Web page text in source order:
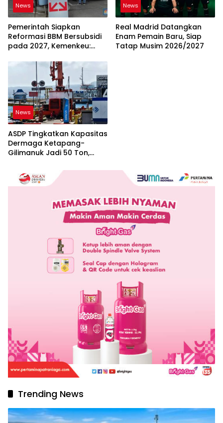
News
Pemerintah Siapkan
Reformasi BBM Bersubsidi
pada 2027, Kemenkeu:
dan Berkeadilan
News
Real Madrid Datangkan
Enam Pemain Baru, Siap
Tatap Musim 2026/2027
News
ASDP Tingkatkan Kapasitas
Dermaga Ketapang-
Gilimanuk Jadi 50 Ton,
Jawa-Bali
Trending News